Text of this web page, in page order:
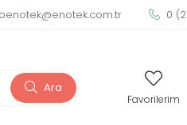
0
Favorilerim
Ara